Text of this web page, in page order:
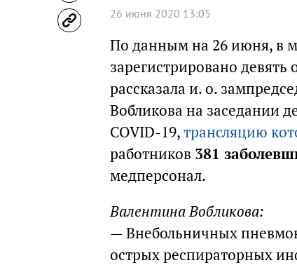
26 июня 2020 13:05
По данным на 26 июня, в
зарегистрировано
рассказала и. о.
Вобликова на заседании
COVID-19,трансляцию
работников 381
медперсонал.
Валентина Вобликова:
— Внебольничных
острых респираторных